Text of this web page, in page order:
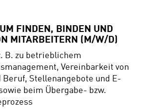
FINDEN, BINDEN UND
MITARBEITERN (M/W/D)
B. zu betrieblichem
Vereinbarkeit von
Beruf, Stellenangebote und E-
beim Übergabe- bzw.